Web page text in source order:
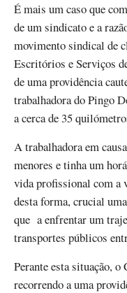
É mais um caso que
de um sindicato e a
movimento sindical de
Escritórios e Serviços
de uma providência
trabalhadora do Pingo
a cerca de 35
A trabalhadora em
menores e tinha um
vida profissional com a
desta forma, crucial
que a enfrentar um
transportes públicos
Perante esta situação,
recorrendo a uma